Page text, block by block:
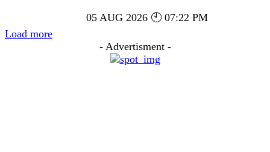
05 AUG 2026 🕙 07:22 PM
Load more
- Advertisment -